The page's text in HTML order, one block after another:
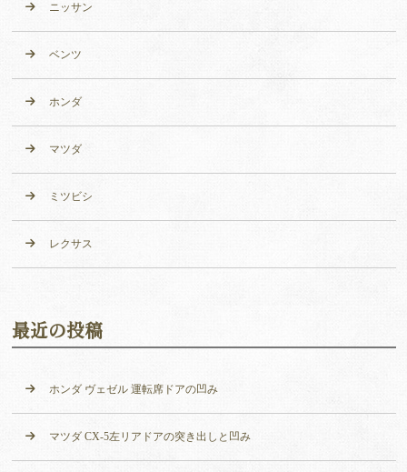
ニッサン
ベンツ
ホンダ
マツダ
ミツビシ
レクサス
最近の投稿
ホンダ ヴェゼル 運転席ドアの凹み
マツダ CX-5左リアドアの突き出しと凹み